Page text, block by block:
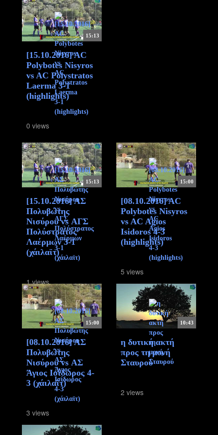
15:13
[15.10.2016] AC
Polybotes Nisyros
vs AC Polystratos
Laerma 3-1
(highlights)
0 views
15:13
[15.10.2016] ΑΣ
Πολυβώτης
Νισύρου vs ΑΓΣ
Πολύστρατος
Λαέρμων 3-1
(χάιλαϊτ)
1 views
15:00
[08.10.2016] AC
Polybotes Nisyros
vs AC Agios
Isidoros 4-3
(highlights)
5 views
15:00
[08.10.2016] ΑΣ
Πολυβώτης
Νισύρου vs ΑΣ
Άγιος Ισίδωρος 4-
3 (χάιλαϊτ)
3 views
10:43
η δυτική ακτή
προς τη μονή
Σταυρού
2 views